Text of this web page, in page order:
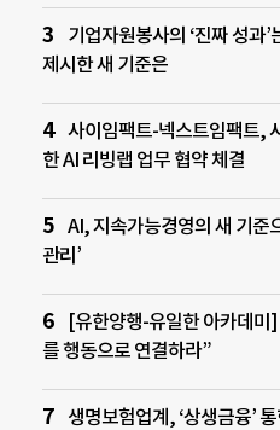
기업자원봉사의 ‘진짜 성과
제시한 새 기준은
사이임팩트-넥스트임팩트,
한 AI 리빙랩 업무 협약 체결
AI, 지속가능경영의 새 기준
관리’
[유한양행-유일한 아카데미]
를 행동으로 연결하라”
생명보험업계, ‘상생금융’